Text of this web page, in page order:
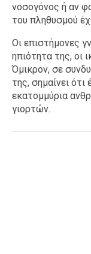
νοσογόνος ή αν
του πληθυσμού
Οι επιστήμονες
ηπιότητα της, οι
Όμικρον, σε
της, σημαίνει
εκατομμύρια
γιορτών.